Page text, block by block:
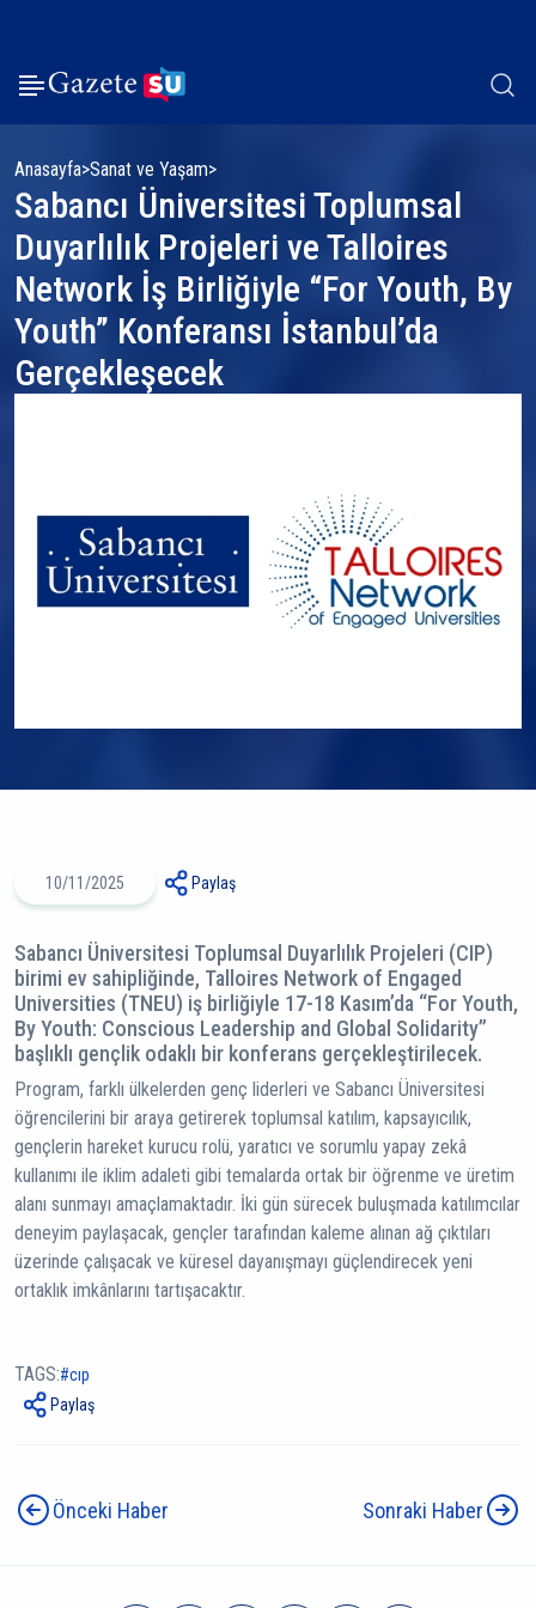
Anasayfa Sanat ve Yaşam
Sabancı Üniversitesi Toplumsal
Duyarlılık Projeleri ve Talloires
Network İş Birliğiyle “For Youth, By
Youth” Konferansı İstanbul’da
Gerçekleşecek
10/11/2025 Paylaş
Sabancı Üniversitesi Toplumsal Duyarlılık Projeleri (CIP)
birimi ev sahipliğinde, Talloires Network of Engaged
Universities (TNEU) iş birliğiyle 17-18 Kasım’da “For Youth,
By Youth: Conscious Leadership and Global Solidarity”
başlıklı gençlik odaklı bir konferans gerçekleştirilecek.
Program, farklı ülkelerden genç liderleri ve Sabancı Üniversitesi
öğrencilerini bir araya getirerek toplumsal katılım, kapsayıcılık,
gençlerin hareket kurucu rolü, yaratıcı ve sorumlu yapay zekâ
kullanımı ile iklim adaleti gibi temalarda ortak bir öğrenme ve üretim
alanı sunmayı amaçlamaktadır. İki gün sürecek buluşmada katılımcılar
deneyim paylaşacak, gençler tarafından kaleme alınan ağ çıktıları
üzerinde çalışacak ve küresel dayanışmayı güçlendirecek yeni
ortaklık imkânlarını tartışacaktır.
TAGS: cip
Paylaş
Önceki Haber Sonraki Haber